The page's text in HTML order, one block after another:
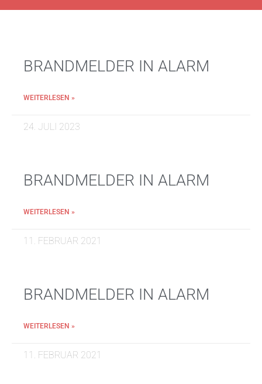
BRANDMELDER IN ALARM
WEITERLESEN »
24. JULI 2023
BRANDMELDER IN ALARM
WEITERLESEN »
11. FEBRUAR 2021
BRANDMELDER IN ALARM
WEITERLESEN »
11. FEBRUAR 2021